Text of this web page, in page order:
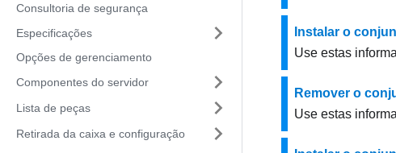
Consultoria de segurança
Especificações
Opções de gerenciamento
Componentes do servidor
Lista de peças
Retirada da caixa e configuração
Instalar o
Use estas
Remover o
Use estas